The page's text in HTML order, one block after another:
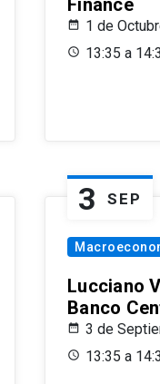
Finance
1 de
13:35 a
3 SEP
Lucciano
Banco
3 de
13:35 a